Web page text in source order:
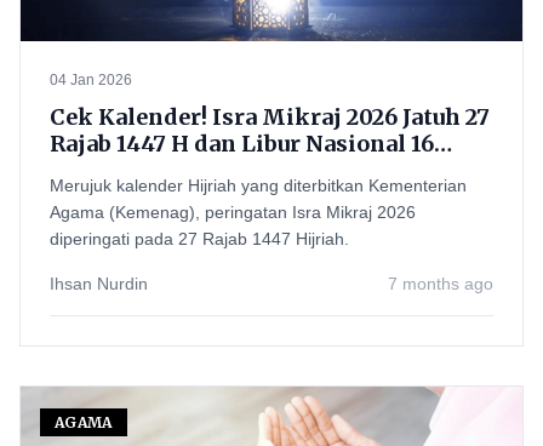
04 Jan 2026
Cek Kalender! Isra Mikraj 2026 Jatuh 27
Rajab 1447 H dan Libur Nasional 16
Merujuk kalender Hijriah yang diterbitkan Kementerian
Agama (Kemenag), peringatan Isra Mikraj 2026
diperingati pada 27 Rajab 1447 Hijriah.
Ihsan Nurdin 7 months ago
AGAMA